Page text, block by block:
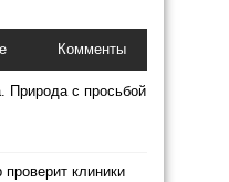
Комменты
Природа с просьбой
проверит клиники